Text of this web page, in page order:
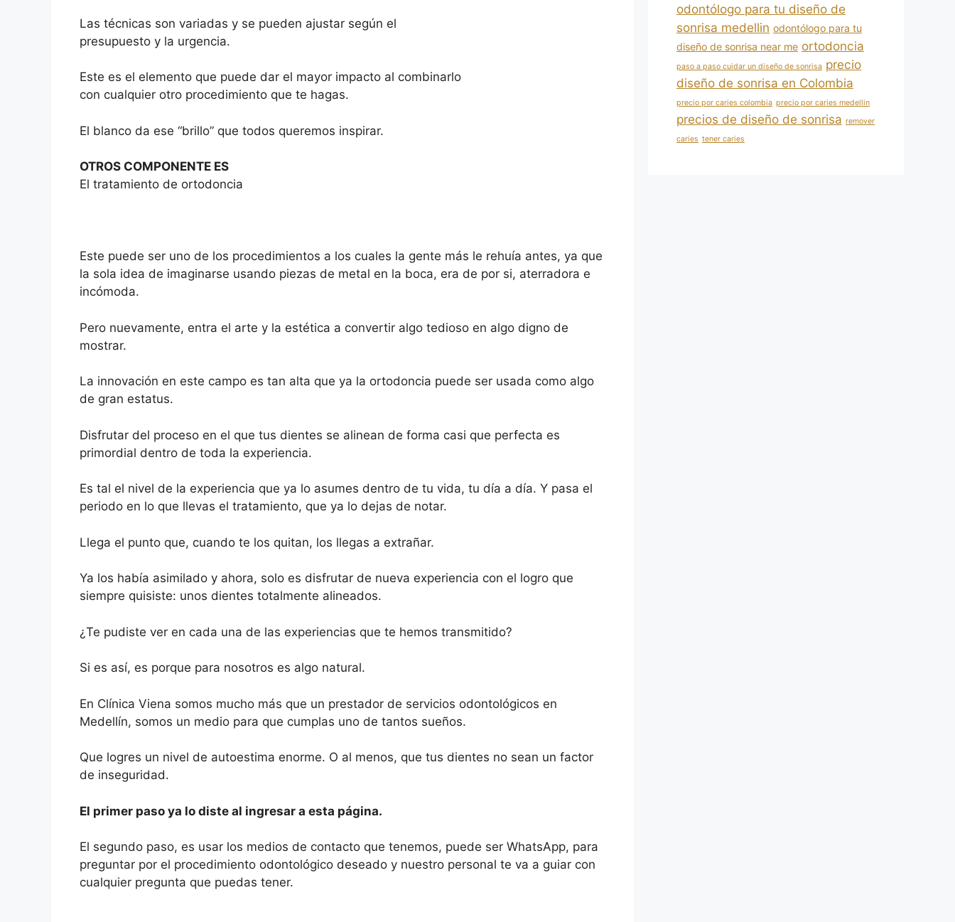
Las técnicas son variadas y se pueden ajustar según el
presupuesto y la urgencia.
Este es el elemento que puede dar el mayor impacto al combinarlo
con cualquier otro procedimiento que te hagas.
El blanco da ese “brillo” que todos queremos inspirar.
OTROS COMPONENTE ES
El tratamiento de ortodoncia
Este puede ser uno de los procedimientos a los cuales la gente más le rehuía antes, ya que
la sola idea de imaginarse usando piezas de metal en la boca, era de por si, aterradora e
incómoda.
Pero nuevamente, entra el arte y la estética a convertir algo tedioso en algo digno de
mostrar.
La innovación en este campo es tan alta que ya la ortodoncia puede ser usada como algo
de gran estatus.
Disfrutar del proceso en el que tus dientes se alinean de forma casi que perfecta es
primordial dentro de toda la experiencia.
Es tal el nivel de la experiencia que ya lo asumes dentro de tu vida, tu día a día. Y pasa el
periodo en lo que llevas el tratamiento, que ya lo dejas de notar.
Llega el punto que, cuando te los quitan, los llegas a extrañar.
Ya los había asimilado y ahora, solo es disfrutar de nueva experiencia con el logro que
siempre quisiste: unos dientes totalmente alineados.
¿Te pudiste ver en cada una de las experiencias que te hemos transmitido?
Si es así, es porque para nosotros es algo natural.
En Clínica Viena somos mucho más que un prestador de servicios odontológicos en
Medellín, somos un medio para que cumplas uno de tantos sueños.
Que logres un nivel de autoestima enorme. O al menos, que tus dientes no sean un factor
de inseguridad.
El primer paso ya lo diste al ingresar a esta página.
El segundo paso, es usar los medios de contacto que tenemos, puede ser WhatsApp, para
preguntar por el procedimiento odontológico deseado y nuestro personal te va a guiar con
cualquier pregunta que puedas tener.
odontólogo para tu diseño de
sonrisa medellin odontólogo para tu
diseño de sonrisa near me ortodoncia
paso a paso cuidar un diseño de sonrisa precio
diseño de sonrisa en Colombia
precio por caries colombia precio por caries medellin
precios de diseño de sonrisa remover
caries tener caries